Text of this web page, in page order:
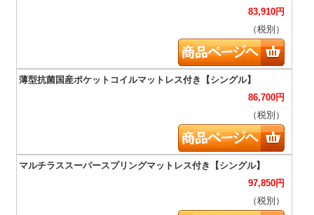
83,910円
（税別）
86,700円
（税別）
97,850円
（税別）